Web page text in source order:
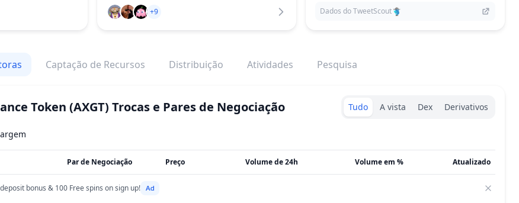
+9
Dados do TweetScout
Captação de Recursos Distribuição Atividades Pesquisa
Token (AXGT) Trocas e Pares de Negociação Exchanges type
Tudo A vista Dex Derivativos
Par de Negociação Preço Volume de 24h Volume em % Atualizado
bonus & 100 Free spins on sign up!